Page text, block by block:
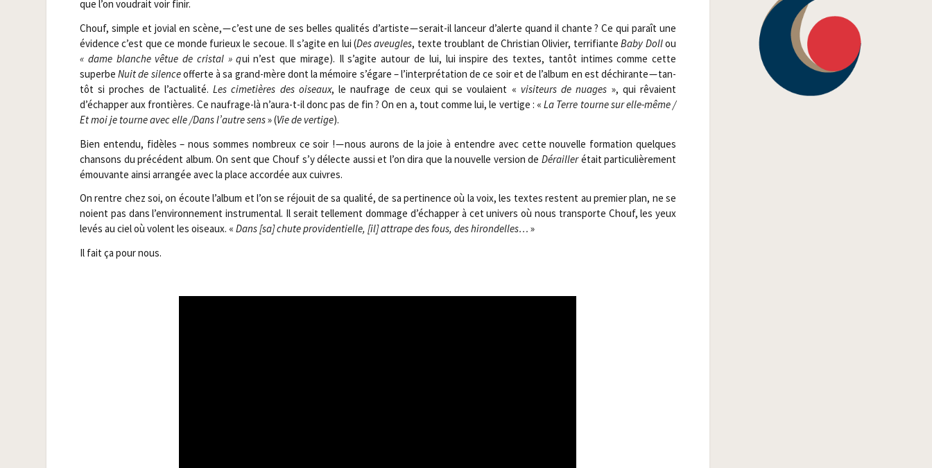
que l’on vou­drait voir finir.
Chouf, simple et jovial en scène, — c’est une de ses belles qua­li­tés d’artiste — serait-il lan­ceur d’alerte quand il chante ? Ce qui paraît une
évi­dence c’est que ce monde furieux le secoue. Il s’agite en lui (Des aveugles, texte trou­blant de Chris­tian Oli­vier, ter­ri­fianteBaby Dollou
« dame blanche vêtue de cris­tal » qui n’est que mirage). Il s’agite autour de lui, lui ins­pire des textes, tan­tôt intimes comme cette
superbeNuit de silenceofferte à sa grand-mère dont la mémoire s’égare – l’interprétation de ce soir et de l’album en est déchi­rante — tan­
tôt si proches de l’actualité.Les cime­tières des oiseaux, le nau­frage de ceux qui se vou­laient « visi­teurs de nuages », qui rêvaient
d’échapper aux fron­tières. Ce nau­frage-là n’aura-t-il donc pas de fin ? On en a, tout comme lui, le ver­tige : «La Terre tourne sur elle-même /​
Et moi je tourne avec elle /​Dans l’autre sens» (Vie de ver­tige).
Bien enten­du, fidèles – nous sommes nom­breux ce soir ! — nous aurons de la joie à entendre avec cette nou­velle for­ma­tion quelques
chan­sons du pré­cé­dent album. On sent que Chouf s’y délecte aus­si et l’on dira que la nou­velle ver­sion de Déraillerétait par­ti­cu­liè­re­ment
émou­vante ain­si arran­gée avec la place accor­dée aux cuivres.
On rentre chez soi, on écoute l’album et l’on se réjouit de sa qua­li­té, de sa per­ti­nence où la voix, les textes res­tent au pre­mier plan, ne se
noient pas dans l’environnement ins­tru­men­tal. Il serait tel­le­ment dom­mage d’échapper à cet uni­vers où nous trans­porte Chouf, les yeux
levés au ciel où volent les oiseaux. « Dans [sa] chute pro­vi­den­tielle, [il] attrape des fous, des hiron­delles… »
Il fait ça pour nous.